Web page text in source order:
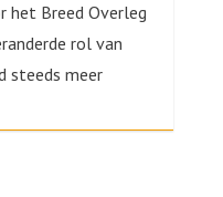
het Breed Overleg
rol van
steeds meer